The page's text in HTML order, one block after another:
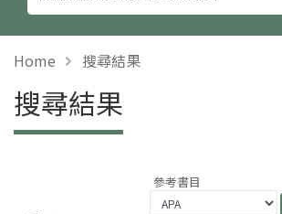
Home 搜尋結果
搜尋結果
參考書目